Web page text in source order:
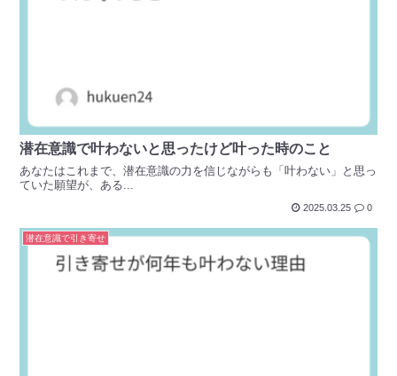
潜在意識で叶わないと思ったけど叶った時のこと
あなたはこれまで、潜在意識の力を信じながらも「叶わない」と思っ
ていた願望が、ある...
2025.03.25 0
潜在意識で引き寄せ